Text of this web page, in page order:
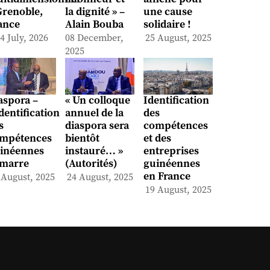
July, 2026
la dignité » –
Alain Bouba
08 December,
2025
une cause
solidaire !
25 August, 2025
–
2025
« Un colloque
annuel de la
diaspora sera
bientôt
instauré… »
(Autorités)
24 August, 2025
Identification
des
compétences
et des
entreprises
guinéennes
en France
19 August, 2025